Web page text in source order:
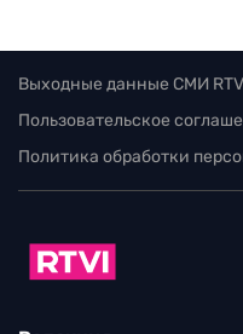
Выходные данные СМИ
Пользовательское
Политика обработки